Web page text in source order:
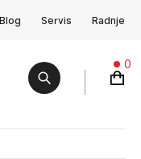
Blog Servis Radnje
0